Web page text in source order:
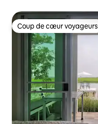
Coup de cœur voyageurs
Coup de cœur voyageurs